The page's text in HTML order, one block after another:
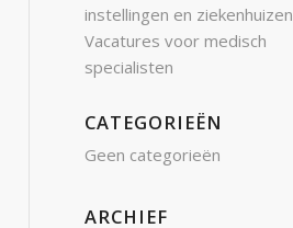
instellingen en ziekenhuizen
Vacatures voor medisch
specialisten
CATEGORIEËN
Geen categorieën
ARCHIEF